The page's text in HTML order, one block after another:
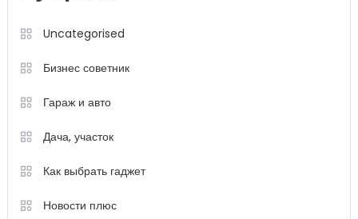
Uncategorised
Бизнес советник
Гараж и авто
Дача, участок
Как выбрать гаджет
Новости плюс